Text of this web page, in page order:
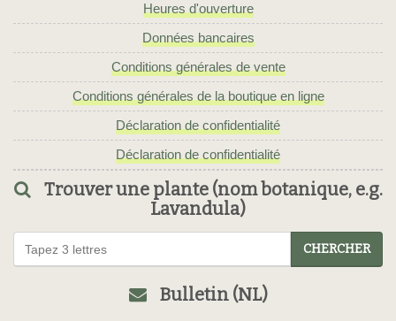
Heures d'ouverture
Données bancaires
Conditions générales de vente
Conditions générales de la boutique en ligne
Déclaration de confidentialité
Déclaration de confidentialité
Trouver une plante (nom botanique, e.g.
Lavandula)
CHERCHER
Bulletin (NL)